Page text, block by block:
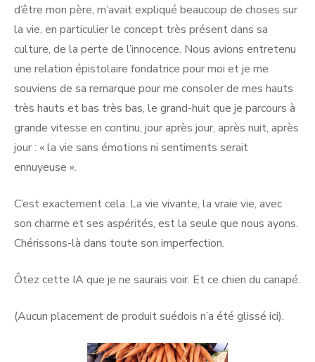
d’être mon père, m’avait expliqué beaucoup de choses sur
la vie, en particulier le concept très présent dans sa
culture, de la perte de l’innocence. Nous avions entretenu
une relation épistolaire fondatrice pour moi et je me
souviens de sa remarque pour me consoler de mes hauts
très hauts et bas très bas, le grand-huit que je parcours à
grande vitesse en continu, jour après jour, après nuit, après
jour : « la vie sans émotions ni sentiments serait
ennuyeuse ».
C’est exactement cela. La vie vivante, la vraie vie, avec
son charme et ses aspérités, est la seule que nous ayons.
Chérissons-là dans toute son imperfection.
Ôtez cette IA que je ne saurais voir. Et ce chien du canapé.
(Aucun placement de produit suédois n’a été glissé ici).